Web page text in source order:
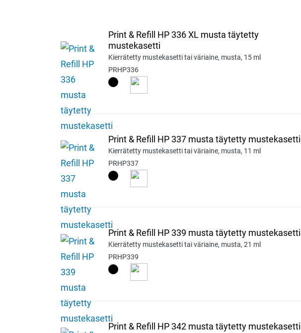
Print & Refill HP 336 XL musta täytetty
mustekasetti
Kierrätetty mustekasetti tai väriaine, musta, 15 ml
PRHP336
Print & Refill HP 337 musta täytetty mustekasetti
Kierrätetty mustekasetti tai väriaine, musta, 11 ml
PRHP337
Print & Refill HP 339 musta täytetty mustekasetti
Kierrätetty mustekasetti tai väriaine, musta, 21 ml
PRHP339
Print & Refill HP 342 musta täytetty mustekasetti